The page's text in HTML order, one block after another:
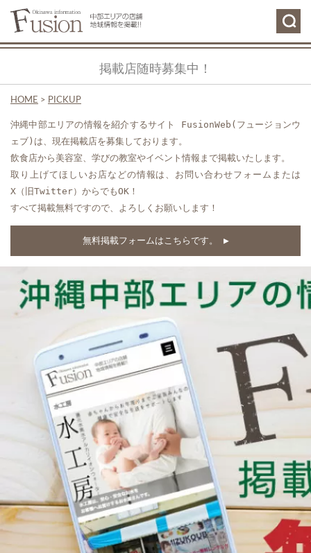
掲載店随時募集中！
HOME > PICKUP
沖縄中部エリアの情報を紹介するサイト FusionWeb(フュージョンウ
ェブ)は、現在掲載店を募集しております。
飲食店から美容室、学びの教室やイベント情報まで掲載いたします。
取り上げてほしいお店などの情報は、お問い合わせフォームまたは
X（旧Twitter）からでもOK！
すべて掲載無料ですので、よろしくお願いします！
無料掲載フォームはこちらです。 ▶︎